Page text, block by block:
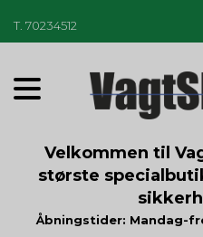
T 70234512
T
o
Velkommen til
største
Åbningstider: Mandag-